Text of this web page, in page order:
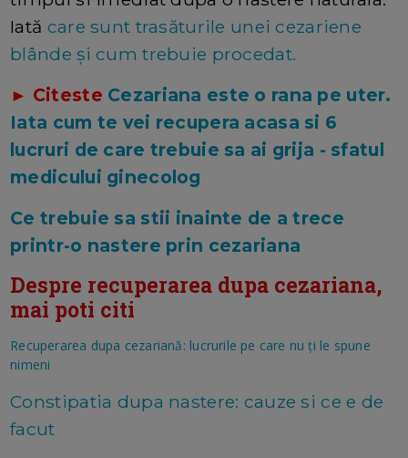
Iată care sunt trasăturile unei cezariene
blânde și cum trebuie procedat.
► Citeste Cezariana este o rana pe uter.
Iata cum te vei recupera acasa si 6
lucruri de care trebuie sa ai grija - sfatul
medicului ginecolog
Ce trebuie sa stii inainte de a trece
printr-o nastere prin cezariana
Despre recuperarea dupa cezariana,
mai poti citi
Recuperarea dupa cezariană: lucrurile pe care nu ți le spune
nimeni
Constipatia dupa nastere: cauze si ce e de
facut